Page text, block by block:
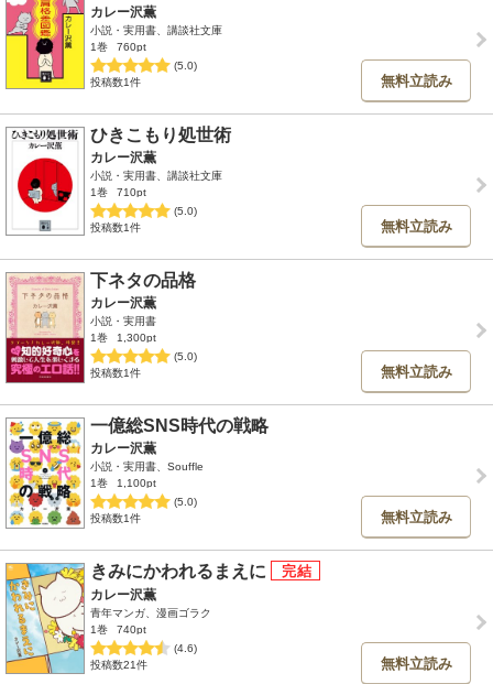
カレー沢薫
小説・実用書、講談社文庫
1巻
760pt
(5.0)
投稿数1件
無料立読み
ひきこもり処世術
カレー沢薫
小説・実用書、講談社文庫
1巻
710pt
(5.0)
投稿数1件
無料立読み
下ネタの品格
カレー沢薫
小説・実用書
1巻
1,300pt
(5.0)
投稿数1件
無料立読み
一億総SNS時代の戦略
カレー沢薫
小説・実用書、Souffle
1巻
1,100pt
(5.0)
投稿数1件
無料立読み
きみにかわれるまえに
カレー沢薫
青年マンガ、漫画ゴラク
1巻
740pt
(4.6)
投稿数21件
無料立読み